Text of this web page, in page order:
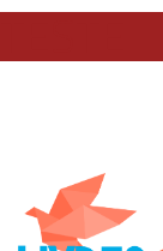
TESTE